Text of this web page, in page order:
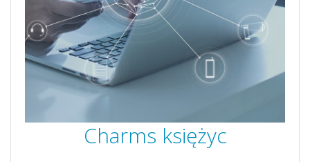
Charms księżyc